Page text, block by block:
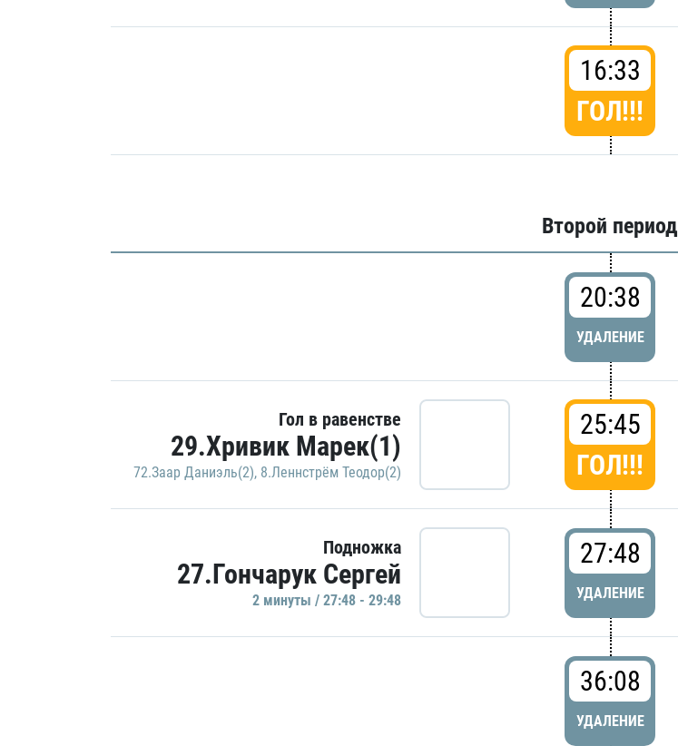
16:33
ГОЛ!!!
Второй период
20:38
УДАЛЕНИЕ
Гол в равенстве
29.Хривик Марек(1)
72.Заар Даниэль(2), 8.Леннстрём Теодор(2)
25:45
ГОЛ!!!
Подножка
27.Гончарук Сергей
2 минуты / 27:48 - 29:48
27:48
УДАЛЕНИЕ
36:08
УДАЛЕНИЕ